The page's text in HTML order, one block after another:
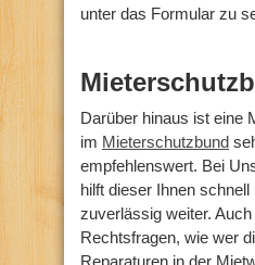
unter das Formular zu
Darüber hinaus ist eine
im Mieterschutzbund
empfehlenswert. Bei
hilft dieser Ihnen schnell
zuverlässig weiter. Auch
Rechtsfragen, wie wer
Reparaturen in der